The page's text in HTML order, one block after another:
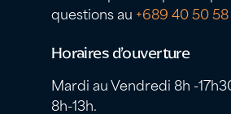
questions au +689 40 50
Horaires d’ouverture
Mardi au Vendredi 8h -
8h-13h.